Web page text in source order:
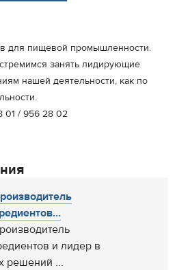
для пищевой промышленности.
занять лидирующие
нашей деятельности, как по
01 / 956 28 02
и лидер в
решений ...